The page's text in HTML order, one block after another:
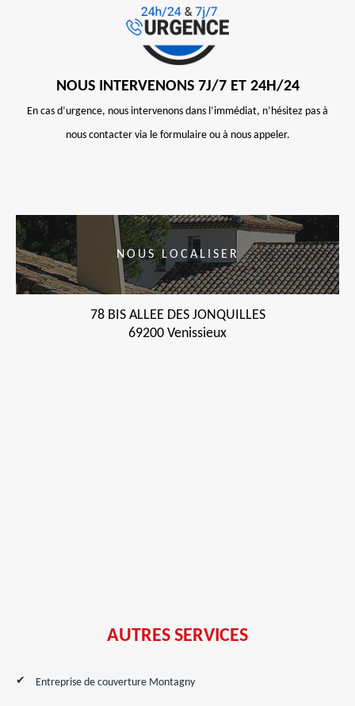
NOUS INTERVENONS 7J/7 ET 24H/24
En cas d’urgence, nous intervenons dans l’immédiat, n’hésitez pas à
nous contacter via le formulaire ou à nous appeler.
NOUS LOCALISER
78 BIS ALLEE DES JONQUILLES
69200 Venissieux
AUTRES SERVICES
Entreprise de couverture Montagny